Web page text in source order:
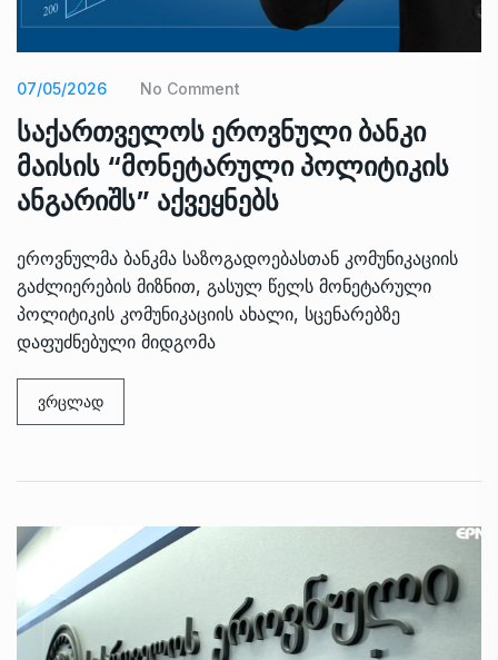
07/05/2026 No Comment
საქართველოს ეროვნული ბანკი
მაისის “მონეტარული პოლიტიკის
ანგარიშს” აქვეყნებს
ეროვნულმა ბანკმა საზოგადოებასთან კომუნიკაციის
გაძლიერების მიზნით, გასულ წელს მონეტარული
პოლიტიკის კომუნიკაციის ახალი, სცენარებზე
დაფუძნებული მიდგომა
ვრცლად